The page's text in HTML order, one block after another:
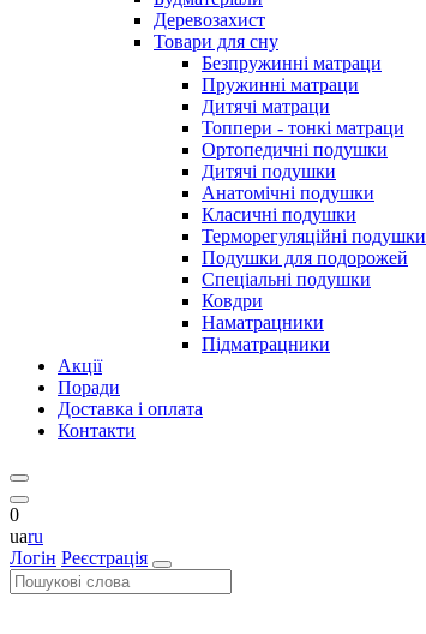
Деревозахист
Товари для сну
Безпружинні матраци
Пружинні матраци
Дитячі матраци
Топпери - тонкі матраци
Ортопедичні подушки
Дитячі подушки
Анатомічні подушки
Класичні подушки
Терморегуляційні подушки
Подушки для подорожей
Спеціальні подушки
Ковдри
Наматрацники
Підматрацники
Акції
Поради
Доставка і оплата
Контакти
0
uaru
Логін Реєстрація